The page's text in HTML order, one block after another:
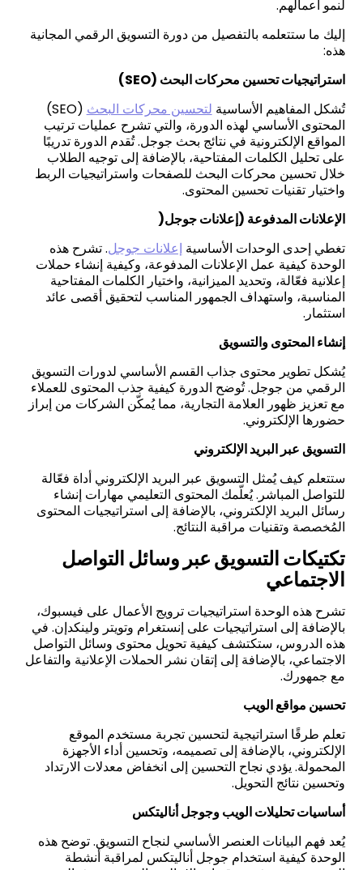
لنمو أعمالهم.
إليك ما ستتعلمه بالتفصيل من دورة التسويق الرقمي المجانية
هذه:
استراتيجيات تحسين محركات البحث (SEO)
تُشكل المفاهيم الأساسية لتحسين محركات البحث
(SEO)
المحتوى الأساسي لهذه الدورة، والتي تشرح عمليات ترتيب
المواقع الإلكترونية في نتائج بحث جوجل. تُقدم الدورة تدريبًا
على تحليل الكلمات المفتاحية، بالإضافة إلى توجيه الطلاب
خلال تحسين محركات البحث للصفحات واستراتيجيات الربط
واختيار تقنيات تحسين المحتوى.
الإعلانات المدفوعة (إعلانات جوجل(
تغطي إحدى الوحدات الأساسيةإعلانات جوجل. تشرح هذه
الوحدة كيفية عمل الإعلانات المدفوعة، وكيفية إنشاء حملات
إعلانية فعّالة، وتحديد الميزانية، واختيار الكلمات المفتاحية
المناسبة، واستهداف الجمهور المناسب لتحقيق أقصى عائد
استثمار.
إنشاء المحتوى والتسويق
يُشكل تطوير محتوى جذاب القسم الأساسي لدورات التسويق
الرقمي من جوجل. تُوضح الدورة كيفية جذب المحتوى للعملاء
مع تعزيز ظهور العلامة التجارية، مما يُمكّن الشركات من إبراز
حضورها الإلكتروني.
التسويق عبر البريد الإلكتروني
ستتعلم كيف يُمثل التسويق عبر البريد الإلكتروني أداة فعّالة
للتواصل المباشر. يُعلّمك المحتوى التعليمي مهارات إنشاء
رسائل البريد الإلكتروني، بالإضافة إلى استراتيجيات المحتوى
المُخصصة وتقنيات مراقبة النتائج.
تكتيكات التسويق عبر وسائل التواصل
الاجتماعي
تشرح هذه الوحدة استراتيجيات ترويج الأعمال على فيسبوك،
بالإضافة إلى استراتيجيات على إنستغرام وتويتر ولينكدإن. في
هذه الدروس، ستكتشف كيفية تحويل محتوى وسائل التواصل
الاجتماعي، بالإضافة إلى إتقان نشر الحملات الإعلانية والتفاعل
مع جمهورك.
تحسين مواقع الويب
تعلم طرقًا استراتيجية لتحسين تجربة مستخدم الموقع
الإلكتروني، بالإضافة إلى تصميمه، وتحسين أداء الأجهزة
المحمولة. يؤدي نجاح التحسين إلى انخفاض معدلات الارتداد
وتحسين نتائج التحويل.
أساسيات تحليلات الويب وجوجل أناليتكس
يُعد فهم البيانات العنصر الأساسي لنجاح التسويق. توضح هذه
الوحدة كيفية استخدام جوجل أناليتكس لمراقبة أنشطة